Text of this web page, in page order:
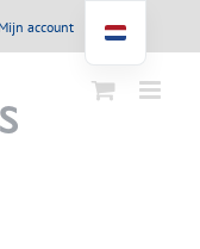
Mijn account